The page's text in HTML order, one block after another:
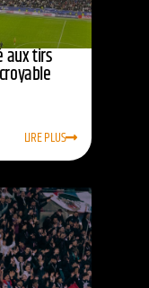
aux tirs
LIRE PLUS